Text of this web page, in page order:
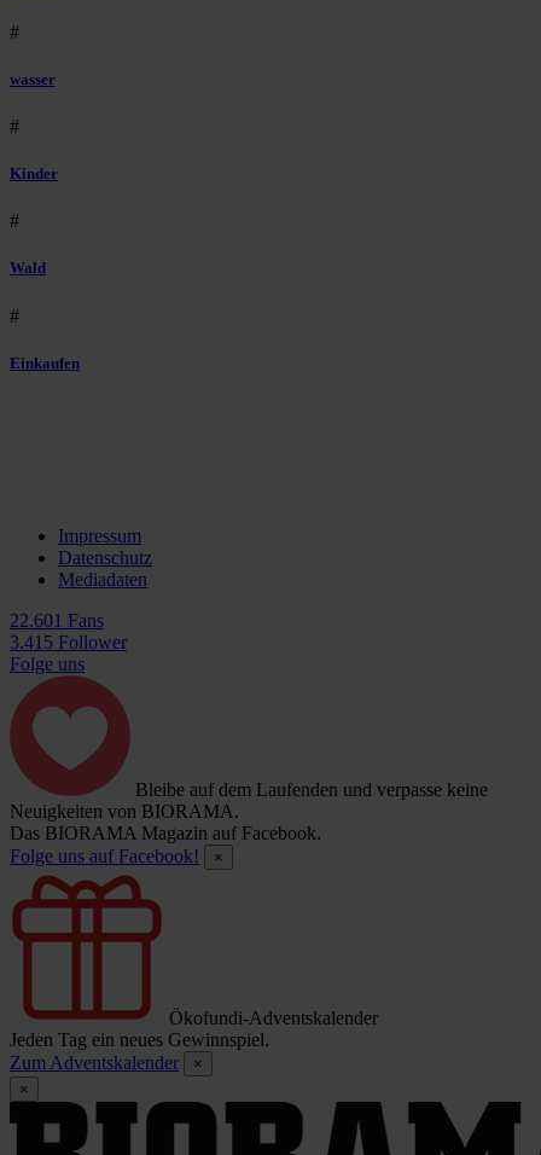
#
wasser
#
Kinder
#
Wald
#
Einkaufen
Impressum
Datenschutz
Mediadaten
22.601 Fans
3.415 Follower
Folge uns
Bleibe auf dem Laufenden und verpasse keine
Neuigkeiten von BIORAMA.
Das BIORAMA Magazin auf Facebook.
Folge uns auf Facebook!
×
Ökofundi-Adventskalender
Jeden Tag ein neues Gewinnspiel.
Zum Adventskalender
×
×